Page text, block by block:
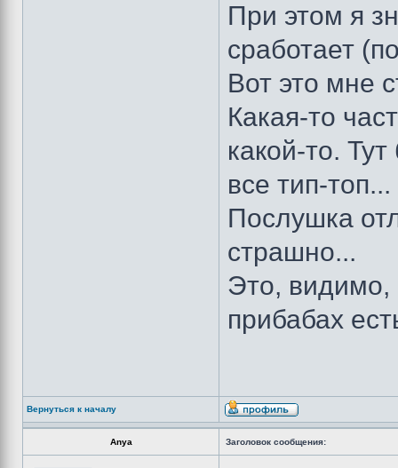
При этом я
сработает
Вот это мне
Какая-то
какой-то.
все тип-топ...
Послушка
страшно...
Это, видимо,
прибабах
Вернуться к началу
Anya Заголовок сообщения: